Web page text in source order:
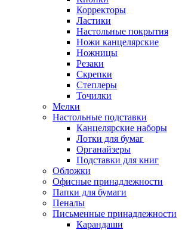
Корректоры
Ластики
Настольные покрытия
Ножи канцелярские
Ножницы
Резаки
Скрепки
Степлеры
Точилки
Мелки
Настольные подставки
Канцелярские наборы
Лотки для бумаг
Органайзеры
Подставки для книг
Обложки
Офисные принадлежности
Папки для бумаги
Пеналы
Письменные принадлежности
Карандаши